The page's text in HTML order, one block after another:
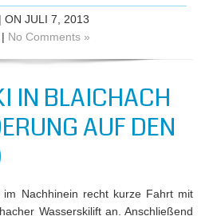
| ON JULI 7, 2013
| No Comments »
IN BLAICHACH
AUF DEN
im Nachhinein recht kurze Fahrt mit
Wasserskilift an. Anschließend